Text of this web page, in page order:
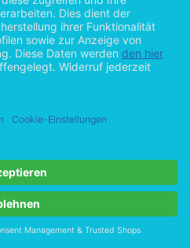
& Thoms Media GmbH powered